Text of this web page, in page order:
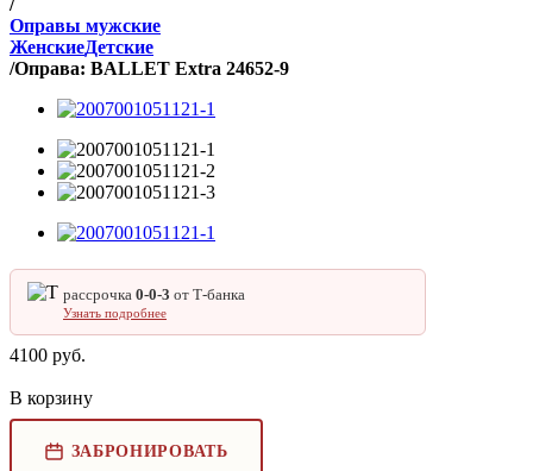
/
Оправы мужские
ЖенскиеДетские
/Оправа: BALLET Extra 24652-9
рассрочка 0‑0‑3 от Т‑банка
Узнать подробнее
4100 руб.
В корзину
ЗАБРОНИРОВАТЬ